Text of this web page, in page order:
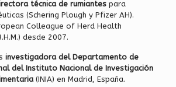
técnica de rumiantes para
(Schering Plough y Pfizer AH).
Colleague of Herd Health
desde 2007.
investigadora del Departamento de
del Instituto Nacional de Investigación
(INIA) en Madrid, España.